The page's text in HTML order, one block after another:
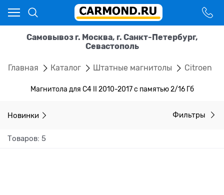
Самовывоз г. Москва, г. Санкт-Петербург,
Севастополь
Главная Каталог Штатные магнитолы Citroen
Магнитола для C4 II 2010-2017 с памятью 2/16 Гб
Новинки Фильтры
Товаров: 5